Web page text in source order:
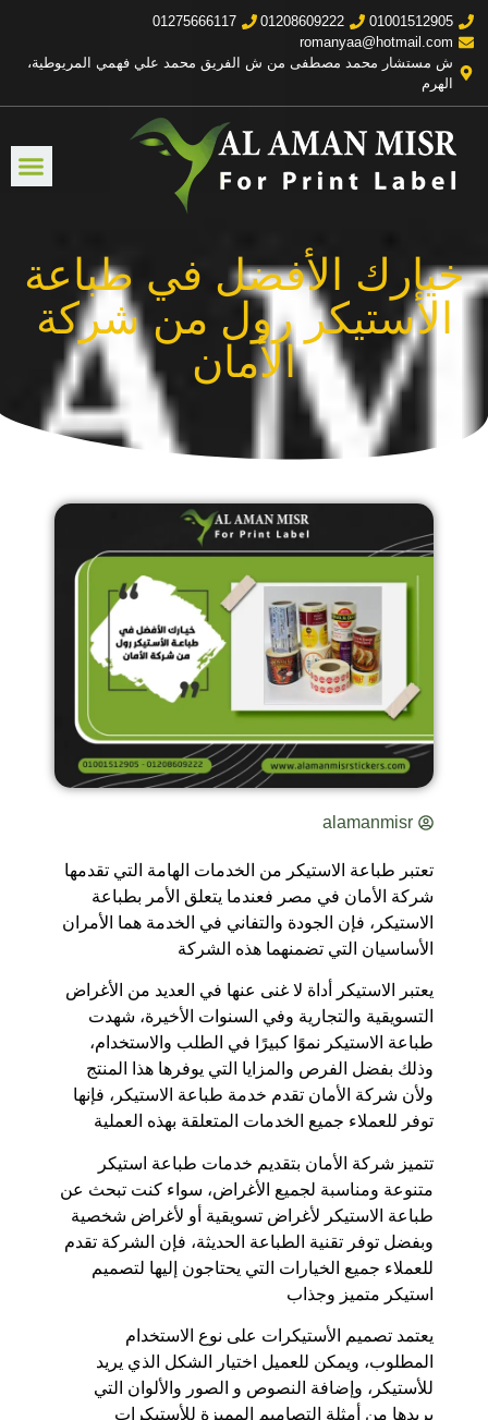
01001512905
01208609222
01275666117
romanyaa@hotmail.com
ش مستشار محمد مصطفى من ش الفريق محمد علي فهمي المريوطية،
الهرم
خيارك الأفضل في طباعة
الأستيكر رول من شركة
الأمان
alamanmisr
تعتبر طباعة الاستيكر من الخدمات الهامة التي تقدمها
شركة الأمان في مصر فعندما يتعلق الأمر بطباعة
الاستيكر، فإن الجودة والتفاني في الخدمة هما الأمران
الأساسيان التي تضمنهما هذه الشركة
يعتبر الاستيكر أداة لا غنى عنها في العديد من الأغراض
التسويقية والتجارية وفي السنوات الأخيرة، شهدت
طباعة الاستيكر نموًا كبيرًا في الطلب والاستخدام،
وذلك بفضل الفرص والمزايا التي يوفرها هذا المنتج
ولأن شركة الأمان تقدم خدمة طباعة الاستيكر، فإنها
توفر للعملاء جميع الخدمات المتعلقة بهذه العملية
تتميز شركة الأمان بتقديم خدمات طباعة استيكر
متنوعة ومناسبة لجميع الأغراض، سواء كنت تبحث عن
طباعة الاستيكر لأغراض تسويقية أو لأغراض شخصية
وبفضل توفر تقنية الطباعة الحديثة، فإن الشركة تقدم
للعملاء جميع الخيارات التي يحتاجون إليها لتصميم
استيكر متميز وجذاب
يعتمد تصميم الأستيكرات على نوع الاستخدام
المطلوب، ويمكن للعميل اختيار الشكل الذي يريد
للأستيكر، وإضافة النصوص و الصور والألوان التي
يريدها من أمثلة التصاميم المميزة للأستيكرات